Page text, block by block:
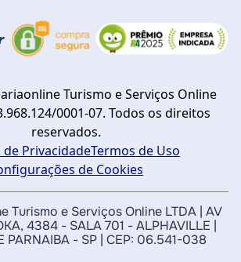
Turismo e Serviços Online
0001-07. Todos os direitos
reservados.
de PrivacidadeTermos de Uso
de Cookies
Turismo e Serviços Online LTDA | AV
4384 - SALA 701 - ALPHAVILLE |
PARNAIBA - SP | CEP: 06.541-038